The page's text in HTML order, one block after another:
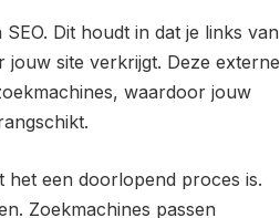
Dit houdt in dat je links van
site verkrijgt. Deze externe
waardoor jouw
het een doorlopend proces is.
Zoekmachines passen